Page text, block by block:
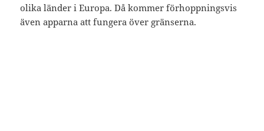
olika länder i Europa. Då kommer förhoppningsvis
även apparna att fungera över gränserna.